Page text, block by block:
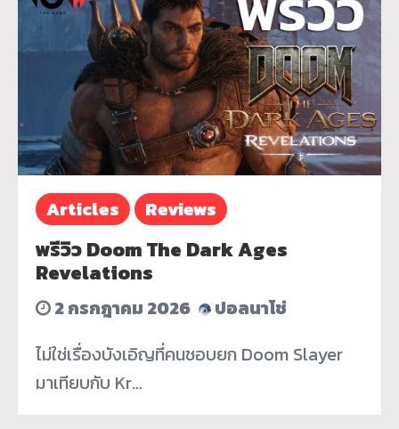
Articles Reviews
พรีวิว Doom The Dark Ages
Revelations
2 กรกฎาคม 2026
ปอลนาโช่
ไม่ใช่เรื่องบังเอิญที่คนชอบยก Doom Slayer
มาเทียบกับ Kr…